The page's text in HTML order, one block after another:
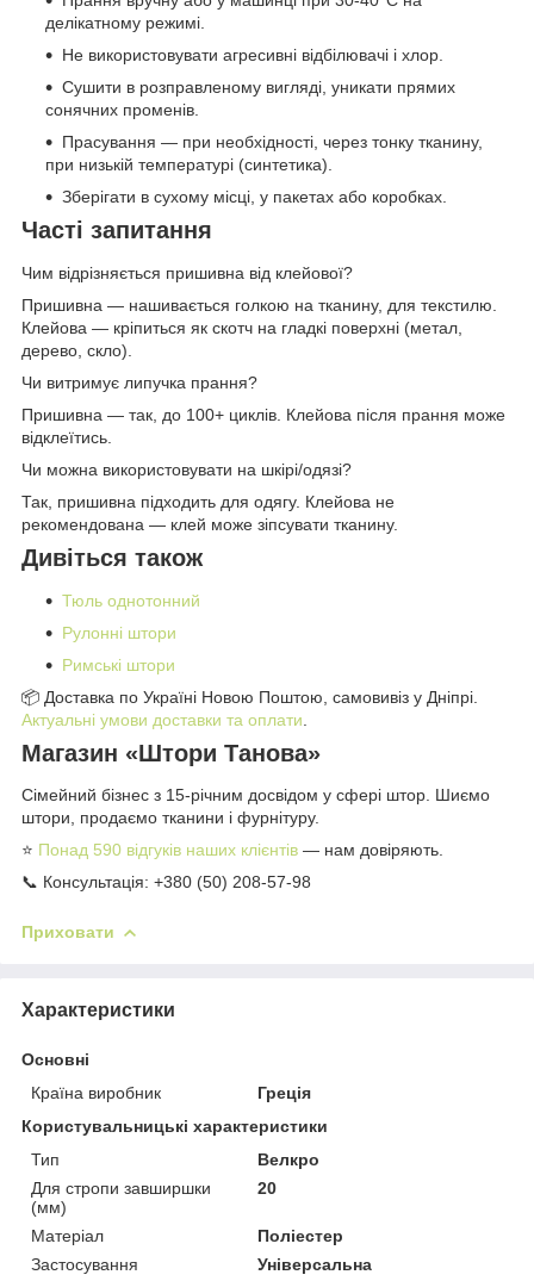
делікатному режимі.
Не використовувати агресивні відбілювачі і хлор.
Сушити в розправленому вигляді, уникати прямих
сонячних променів.
Прасування — при необхідності, через тонку тканину,
при низькій температурі (синтетика).
Зберігати в сухому місці, у пакетах або коробках.
Часті запитання
Чим відрізняється пришивна від клейової?
Пришивна — нашивається голкою на тканину, для текстилю.
Клейова — кріпиться як скотч на гладкі поверхні (метал,
дерево, скло).
Чи витримує липучка прання?
Пришивна — так, до 100+ циклів. Клейова після прання може
відклеїтись.
Чи можна використовувати на шкірі/одязі?
Так, пришивна підходить для одягу. Клейова не
рекомендована — клей може зіпсувати тканину.
Дивіться також
Тюль однотонний
Рулонні штори
Римські штори
📦 Доставка по Україні Новою Поштою, самовивіз у Дніпрі.
Актуальні умови доставки та оплати
Магазин «Штори Танова»
Сімейний бізнес з 15-річним досвідом у сфері штор. Шиємо
штори, продаємо тканини і фурнітуру.
⭐ Понад 590 відгуків наших клієнтів — нам довіряють.
📞 Консультація: +380 (50) 208-57-98
Приховати
Характеристики
Основні
Країна виробник
Греція
Користувальницькі характеристики
Тип
Велкро
Для стропи завширшки
(мм)
20
Матеріал
Поліестер
Застосування
Універсальна